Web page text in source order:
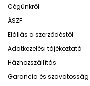
Cégünkről
ÁSZF
Elállás a szerződéstől
Adatkezelési tájékoztató
Házhozszállítás
Garancia és szavatosság